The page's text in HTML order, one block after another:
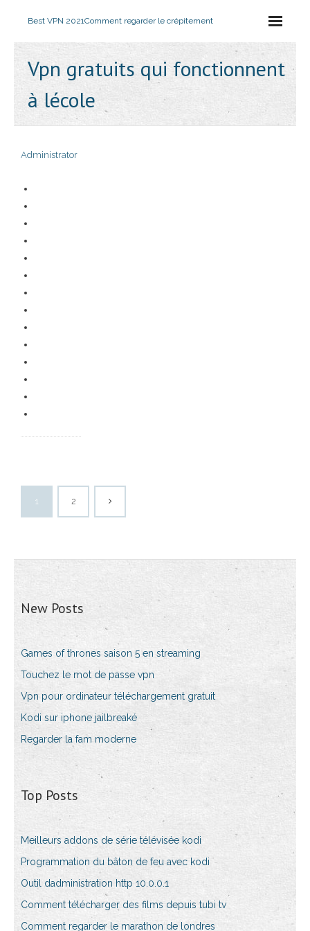
Best VPN 2021Comment regarder le crépitement
Vpn gratuits qui fonctionnent
à lécole
Administrator
1 2
New Posts
Games of thrones saison 5 en streaming
Touchez le mot de passe vpn
Vpn pour ordinateur téléchargement gratuit
Kodi sur iphone jailbreaké
Regarder la fam moderne
Top Posts
Meilleurs addons de série télévisée kodi
Programmation du bâton de feu avec kodi
Outil dadministration http 10.0.0.1
Comment télécharger des films depuis tubi tv
Comment regarder le marathon de londres